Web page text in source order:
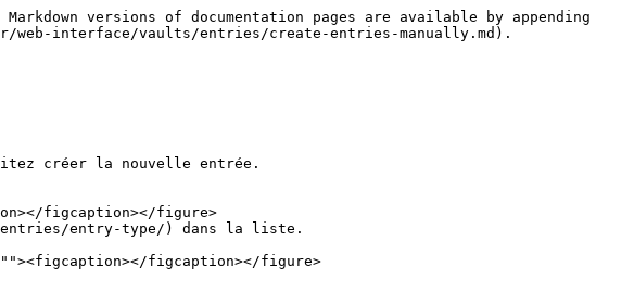
versions of documentation pages are available by appending
interface/vaults/entries/create-entries-manually.md).
créer la nouvelle entrée.
entry-type/) dans la liste.